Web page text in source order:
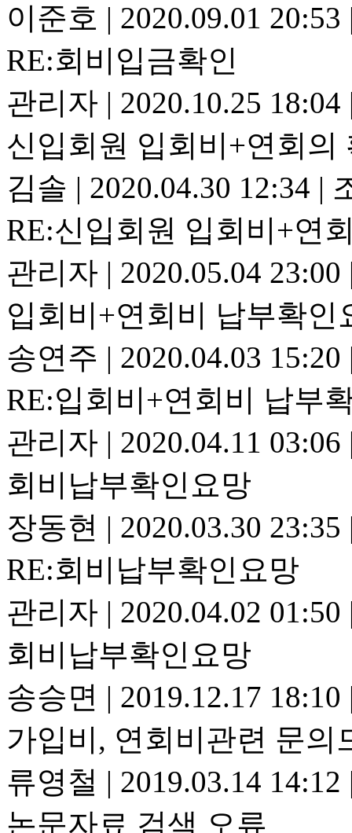
이준호 | 2020.09.01 20:53
RE:회비입금확인
관리자 | 2020.10.25 18:04
신입회원 입회비+연회의
김솔 | 2020.04.30 12:34 |
RE:신입회원 입회비+연
관리자 | 2020.05.04 23:00
입회비+연회비 납부확인
송연주 | 2020.04.03 15:20
RE:입회비+연회비 납부
관리자 | 2020.04.11 03:06
회비납부확인요망
장동현 | 2020.03.30 23:35
RE:회비납부확인요망
관리자 | 2020.04.02 01:50
회비납부확인요망
송승면 | 2019.12.17 18:10
가입비, 연회비관련 문의
류영철 | 2019.03.14 14:12
논문자료 검색 오류